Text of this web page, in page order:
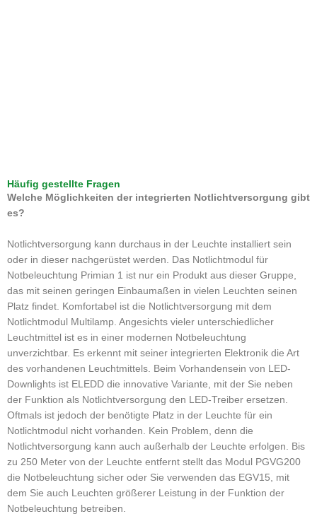
Häufig gestellte Fragen
Welche Möglichkeiten der integrierten Notlichtversorgung gibt
es?
Notlichtversorgung kann durchaus in der Leuchte installiert sein
oder in dieser nachgerüstet werden. Das Notlichtmodul für
Notbeleuchtung Primian 1 ist nur ein Produkt aus dieser Gruppe,
das mit seinen geringen Einbaumaßen in vielen Leuchten seinen
Platz findet. Komfortabel ist die Notlichtversorgung mit dem
Notlichtmodul Multilamp. Angesichts vieler unterschiedlicher
Leuchtmittel ist es in einer modernen Notbeleuchtung
unverzichtbar. Es erkennt mit seiner integrierten Elektronik die Art
des vorhandenen Leuchtmittels. Beim Vorhandensein von LED-
Downlights ist ELEDD die innovative Variante, mit der Sie neben
der Funktion als Notlichtversorgung den LED-Treiber ersetzen.
Oftmals ist jedoch der benötigte Platz in der Leuchte für ein
Notlichtmodul nicht vorhanden. Kein Problem, denn die
Notlichtversorgung kann auch außerhalb der Leuchte erfolgen. Bis
zu 250 Meter von der Leuchte entfernt stellt das Modul PGVG200
die Notbeleuchtung sicher oder Sie verwenden das EGV15, mit
dem Sie auch Leuchten größerer Leistung in der Funktion der
Notbeleuchtung betreiben.